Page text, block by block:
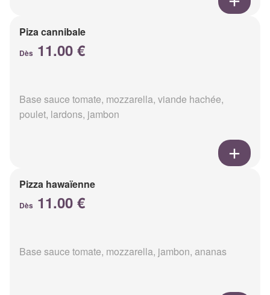
Piza cannibale
Dès 11.00 €
Base sauce tomate, mozzarella, viande hachée,
poulet, lardons, jambon
Pizza hawaïenne
Dès 11.00 €
Base sauce tomate, mozzarella, jambon, ananas